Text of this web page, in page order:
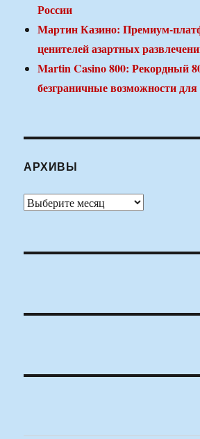
России
Мартин Казино: Премиум-
ценителей азартных
Martin Casino 800: Рекордный
безграничные возможности
АРХИВЫ
Архивы